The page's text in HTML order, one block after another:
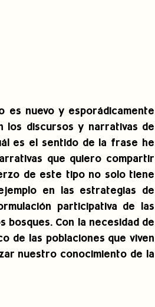
es nuevo y esporádicamente
los discursos y narrativas de
es el sentido de la frase he
que quiero compartir
de este tipo no solo tiene
en las estrategias de
participativa de las
Con la necesidad de
de las poblaciones que viven
nuestro conocimiento de la